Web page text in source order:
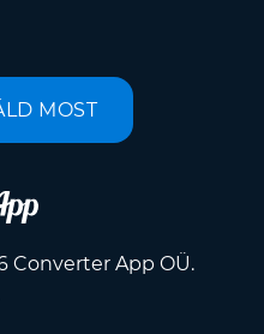
MOST
Converter App OÜ.